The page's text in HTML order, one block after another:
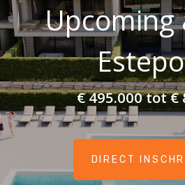
Upcoming
€ 495.000 tot €
DIRECT